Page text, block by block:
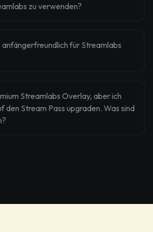
zu verwenden?
für Streamlabs
Streamlabs Overlay, aber ich
den Stream Pass upgraden. Was sind